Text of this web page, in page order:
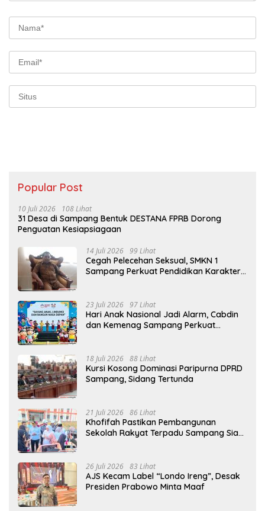
Popular Post
10 Juli 2026 108 Lihat
31 Desa di Sampang Bentuk DESTANA FPRB Dorong
Penguatan Kesiapsiagaan
14 Juli 2026 99 Lihat
Cegah Pelecehan Seksual, SMKN 1
Sampang Perkuat Pendidikan Karakter
23 Juli 2026 97 Lihat
Hari Anak Nasional Jadi Alarm, Cabdin
dan Kemenag Sampang Perkuat
18 Juli 2026 88 Lihat
Kursi Kosong Dominasi Paripurna DPRD
Sampang, Sidang Tertunda
21 Juli 2026 86 Lihat
Khofifah Pastikan Pembangunan
Sekolah Rakyat Terpadu Sampang Siap
26 Juli 2026 83 Lihat
AJS Kecam Label “Londo Ireng”, Desak
Presiden Prabowo Minta Maaf